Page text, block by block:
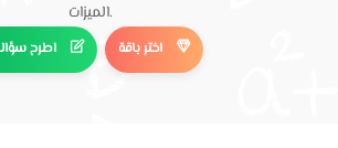
الميزات.
اطرح اختر باقة